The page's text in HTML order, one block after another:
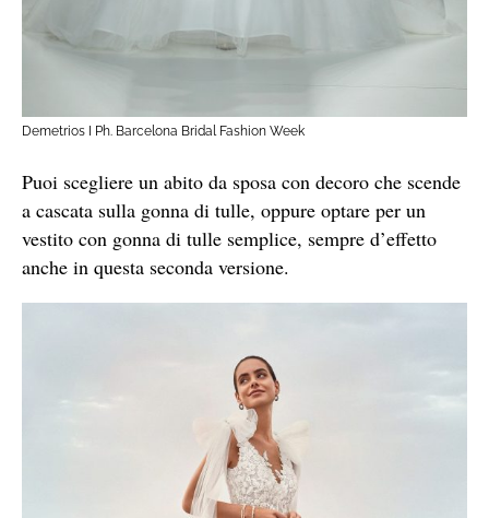
Demetrios I Ph. Barcelona Bridal Fashion Week
Puoi scegliere un abito da sposa con decoro che scende
a cascata sulla gonna di tulle, oppure optare per un
vestito con gonna di tulle semplice, sempre d’effetto
anche in questa seconda versione.